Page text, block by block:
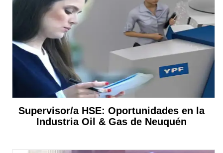
Supervisor/a HSE: Oportunidades en la
Industria Oil & Gas de Neuquén